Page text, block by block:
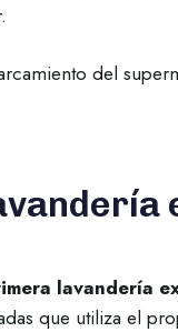
del
lavandería
que utiliza el